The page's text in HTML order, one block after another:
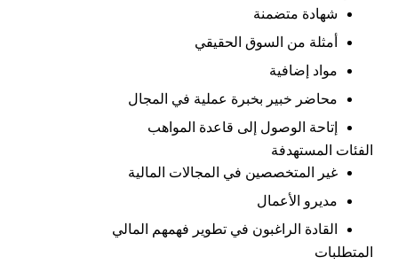
شهادة متضمنة
أمثلة من السوق الحقيقي
مواد إضافية
محاضر خبير بخبرة عملية في المجال
إتاحة الوصول إلى قاعدة المواهب
الفئات المستهدفة
غير المتخصصين في المجالات المالية
مديرو الأعمال
القادة الراغبون في تطوير فهمهم المالي
المتطلبات